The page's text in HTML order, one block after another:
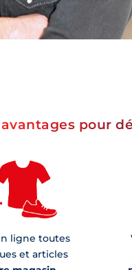
pour
ligne toutes
et articles